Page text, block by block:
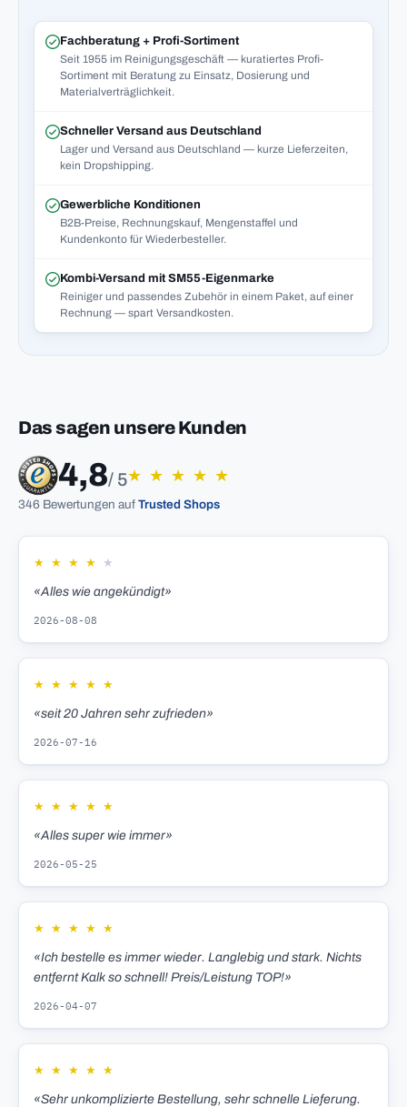
Fachberatung + Profi-Sortiment
Seit 1955 im Reinigungsgeschäft — kuratiertes Profi-
Sortiment mit Beratung zu Einsatz, Dosierung und
Materialverträglichkeit.
Schneller Versand aus Deutschland
Lager und Versand aus Deutschland — kurze Lieferzeiten,
kein Dropshipping.
Gewerbliche Konditionen
B2B-Preise, Rechnungskauf, Mengenstaffel und
Kundenkonto für Wiederbesteller.
Kombi-Versand mit SM55-Eigenmarke
Reiniger und passendes Zubehör in einem Paket, auf einer
Rechnung — spart Versandkosten.
Das sagen unsere Kunden
4,8/ 5★ ★ ★ ★ ★
346 Bewertungen auf Trusted Shops
★ ★ ★ ★ ★
«Alles wie angekündigt»
2026-08-08
★ ★ ★ ★ ★
«seit 20 Jahren sehr zufrieden»
2026-07-16
★ ★ ★ ★ ★
«Alles super wie immer»
2026-05-25
★ ★ ★ ★ ★
«Ich bestelle es immer wieder. Langlebig und stark. Nichts
entfernt Kalk so schnell! Preis/Leistung TOP!»
2026-04-07
★ ★ ★ ★ ★
«Sehr unkomplizierte Bestellung, sehr schnelle Lieferung.